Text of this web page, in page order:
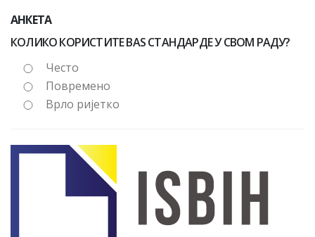
АНКЕТА
КОЛИКО КОРИСТИТЕ BAS СТАНДАРДЕ У СВОМ РАДУ?
Често
Повремено
Врло ријетко